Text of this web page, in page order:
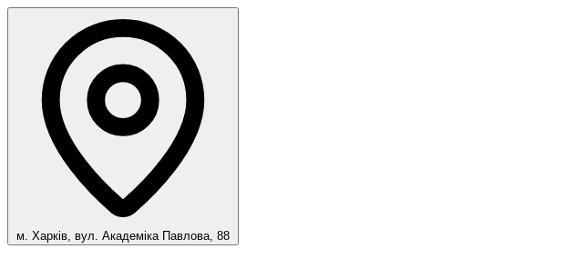
м. Харків, вул. Академіка Павлова, 88